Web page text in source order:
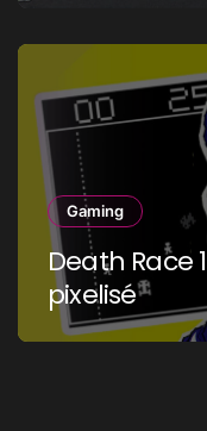
Gaming
Death Race
pixelisé